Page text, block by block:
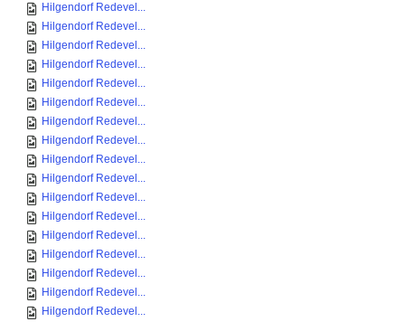
Hilgendorf Redevel...
Hilgendorf Redevel...
Hilgendorf Redevel...
Hilgendorf Redevel...
Hilgendorf Redevel...
Hilgendorf Redevel...
Hilgendorf Redevel...
Hilgendorf Redevel...
Hilgendorf Redevel...
Hilgendorf Redevel...
Hilgendorf Redevel...
Hilgendorf Redevel...
Hilgendorf Redevel...
Hilgendorf Redevel...
Hilgendorf Redevel...
Hilgendorf Redevel...
Hilgendorf Redevel...